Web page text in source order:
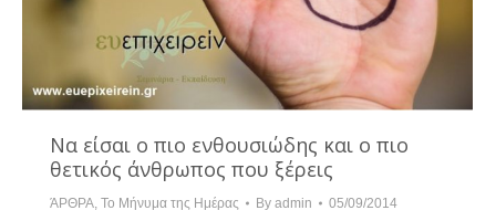
Να είσαι ο πιο ενθουσιώδης και ο πιο
θετικός άνθρωπος που ξέρεις
ΆΡΘΡΑ, Το Μήνυμα της Ημέρας By admin 05/09/2014